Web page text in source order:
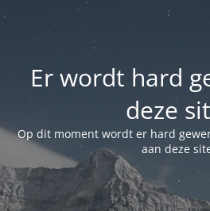
Er wordt hard
deze
Op dit moment wordt er hard
aan deze